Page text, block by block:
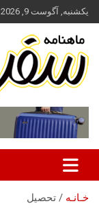
محتوا
بروید
یکشنبه, آگوست 9, 2026
سفر آنلاین
خـانـه تحصیل